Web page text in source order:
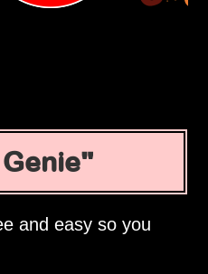
and easy so you